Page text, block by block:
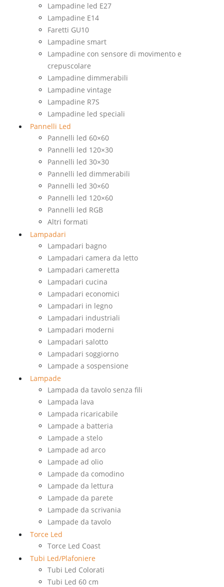
Lampadine led E27
Lampadine E14
Faretti GU10
Lampadine smart
Lampadine con sensore di movimento e
crepuscolare
Lampadine dimmerabili
Lampadine vintage
Lampadine R7S
Lampadine led speciali
Pannelli Led
Pannelli led 60×60
Pannelli led 120×30
Pannelli led 30×30
Pannelli led dimmerabili
Pannelli led 30×60
Pannelli led 120×60
Pannelli led RGB
Altri formati
Lampadari
Lampadari bagno
Lampadari camera da letto
Lampadari cameretta
Lampadari cucina
Lampadari economici
Lampadari in legno
Lampadari industriali
Lampadari moderni
Lampadari salotto
Lampadari soggiorno
Lampade a sospensione
Lampade
Lampada da tavolo senza fili
Lampada lava
Lampada ricaricabile
Lampade a batteria
Lampade a stelo
Lampade ad arco
Lampade ad olio
Lampade da comodino
Lampade da lettura
Lampade da parete
Lampade da scrivania
Lampade da tavolo
Torce Led
Torce Led Coast
Tubi Led/Plafoniere
Tubi Led Colorati
Tubi Led 60 cm